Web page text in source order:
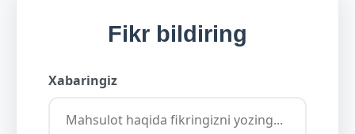
Fikr bildiring
Xabaringiz